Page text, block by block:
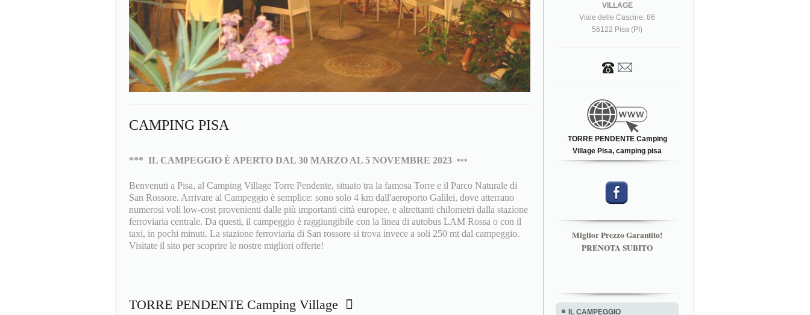
CAMPING PISA
*** IL CAMPEGGIO È APERTO DAL 30 MARZO AL 5 NOVEMBRE 2023 ***
Benvenuti a Pisa, al Camping Village Torre Pendente, situato tra la famosa Torre e il Parco Naturale di
San Rossore. Arrivare al Campeggio è semplice: sono solo 4 km dall'aeroporto Galilei, dove atterrano
numerosi voli low-cost provenienti dalle più importanti città europee, e altrettanti chilometri dalla stazione
ferroviaria centrale. Da questi, il campeggio è raggiungibile con la linea di autobus LAM Rossa o con il
taxi, in pochi minuti. La stazione ferroviaria di San rossore si trova invece a soli 250 mt dal campeggio.
Visitate il sito per scoprire le nostre migliori offerte!
TORRE PENDENTE Camping Village
VILLAGE
Viale delle Cascine, 86
56122 Pisa (PI)
TORRE PENDENTE Camping
Village Pisa, camping pisa
Miglior Prezzo Garantito!
PRENOTA SUBITO
IL CAMPEGGIO